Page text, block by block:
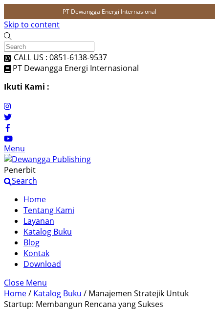
PT Dewangga Energi Internasional
Skip to content
CALL US : 0851-6138-9537
PT Dewangga Energi Internasional
Ikuti Kami :
Menu
Penerbit
Search
Home
Tentang Kami
Layanan
Katalog Buku
Blog
Kontak
Download
Close Menu
Home/ Katalog Buku / Manajemen Stratejik Untuk
Startup: Membangun Rencana yang Sukses